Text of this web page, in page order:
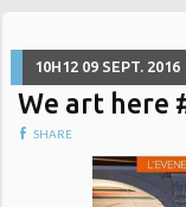
10H12 09 SEPT. 2016
We art here
SHARE